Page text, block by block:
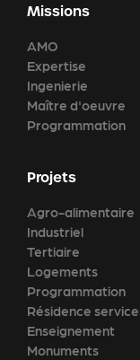
Missions
AMO
Expertise
Ingenierie
Maître d'oeuvre
Programmation
Projets
Agro-alimentaire
Industriel
Tertiaire
Logements
Programmation
Résidence
Enseignement
Monuments